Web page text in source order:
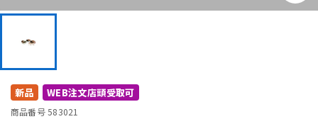
配信/ライブ機器
新品 WEB注文店頭受取可
商品番号 583021